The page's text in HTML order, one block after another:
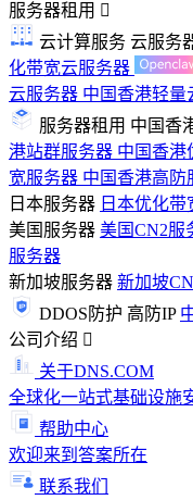
服务器租用
云计算服务 云服务
化带宽云服务器
云服务器 中国香港轻量
服务器租用 中国香
港站群服务器 中国香港
宽服务器 中国香港高防
日本服务器 日本优化带
美国服务器 美国CN2服
服务器
新加坡服务器 新加坡
DDOS防护 高防IP
公司介绍
关于DNS.COM
全球化一站式基础设施
帮助中心
欢迎来到答案所在
联系我们